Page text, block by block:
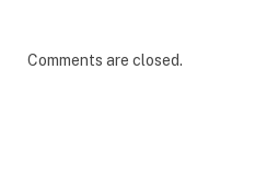
Comments are closed.